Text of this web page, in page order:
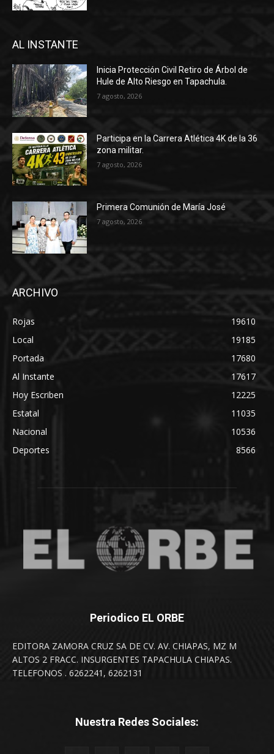
AL INSTANTE
Inicia Protección Civil Retiro de Árbol de
Hule de Alto Riesgo en Tapachula.
7 agosto, 2026
Participa en la Carrera Atlética 4K de la 36
zona militar.
7 agosto, 2026
Primera Comunión de María José
7 agosto, 2026
ARCHIVO
Rojas
19610
Local
19185
Portada
17680
Al Instante
17617
Hoy Escriben
12225
Estatal
11035
Nacional
10536
Deportes
8566
Periodico EL ORBE
EDITORA ZAMORA CRUZ SA DE CV. AV. CHIAPAS, MZ M
ALTOS 2 FRACC. INSURGENTES TAPACHULA CHIAPAS.
TELEFONOS . 6262241, 6262131
Nuestra Redes Sociales: